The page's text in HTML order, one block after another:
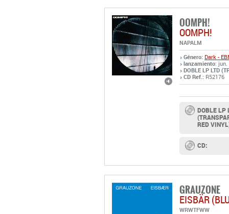
OOMPH!
OOMPH!
NAPALM
Género: Dark -
lanzamiento: jun.
DOBLE LP LTD
CD Ref.: R52176
DOBLE LP
RED
CD:
GRAUZONE
EISBÄR
WRWTFWW